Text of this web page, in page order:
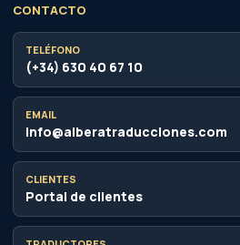
CONTACTO
TELÉFONO
(+34) 630 40 67 10
EMAIL
info@alberatraducciones.com
CLIENTES
Portal de clientes